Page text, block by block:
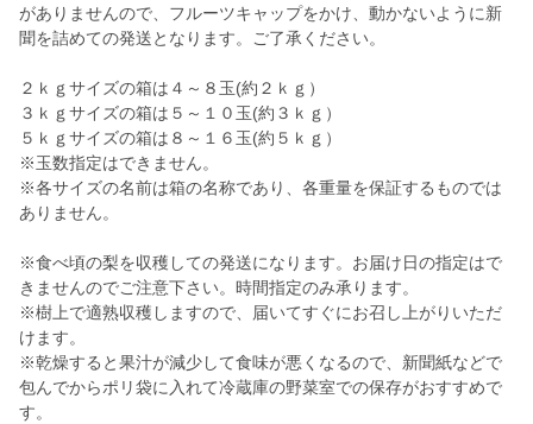
がありませんので、フルーツキャップをかけ、動かないように新
聞を詰めての発送となります。ご了承ください。
２ｋｇサイズの箱は４～８玉(約２ｋｇ）
３ｋｇサイズの箱は５～１０玉(約３ｋｇ）
５ｋｇサイズの箱は８～１６玉(約５ｋｇ）
※玉数指定はできません。
※各サイズの名前は箱の名称であり、各重量を保証するものでは
ありません。
※食べ頃の梨を収穫しての発送になります。お届け日の指定はで
きませんのでご注意下さい。時間指定のみ承ります。
※樹上で適熟収穫しますので、届いてすぐにお召し上がりいただ
けます。
※乾燥すると果汁が減少して食味が悪くなるので、新聞紙などで
包んでからポリ袋に入れて冷蔵庫の野菜室での保存がおすすめで
す。